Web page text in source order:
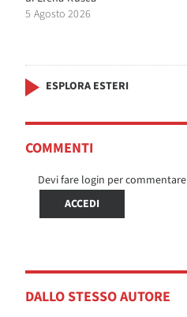
5 Agosto 2026
ESPLORA ESTERI
COMMENTI
Devi fare login per commentare
ACCEDI
DALLO STESSO AUTORE